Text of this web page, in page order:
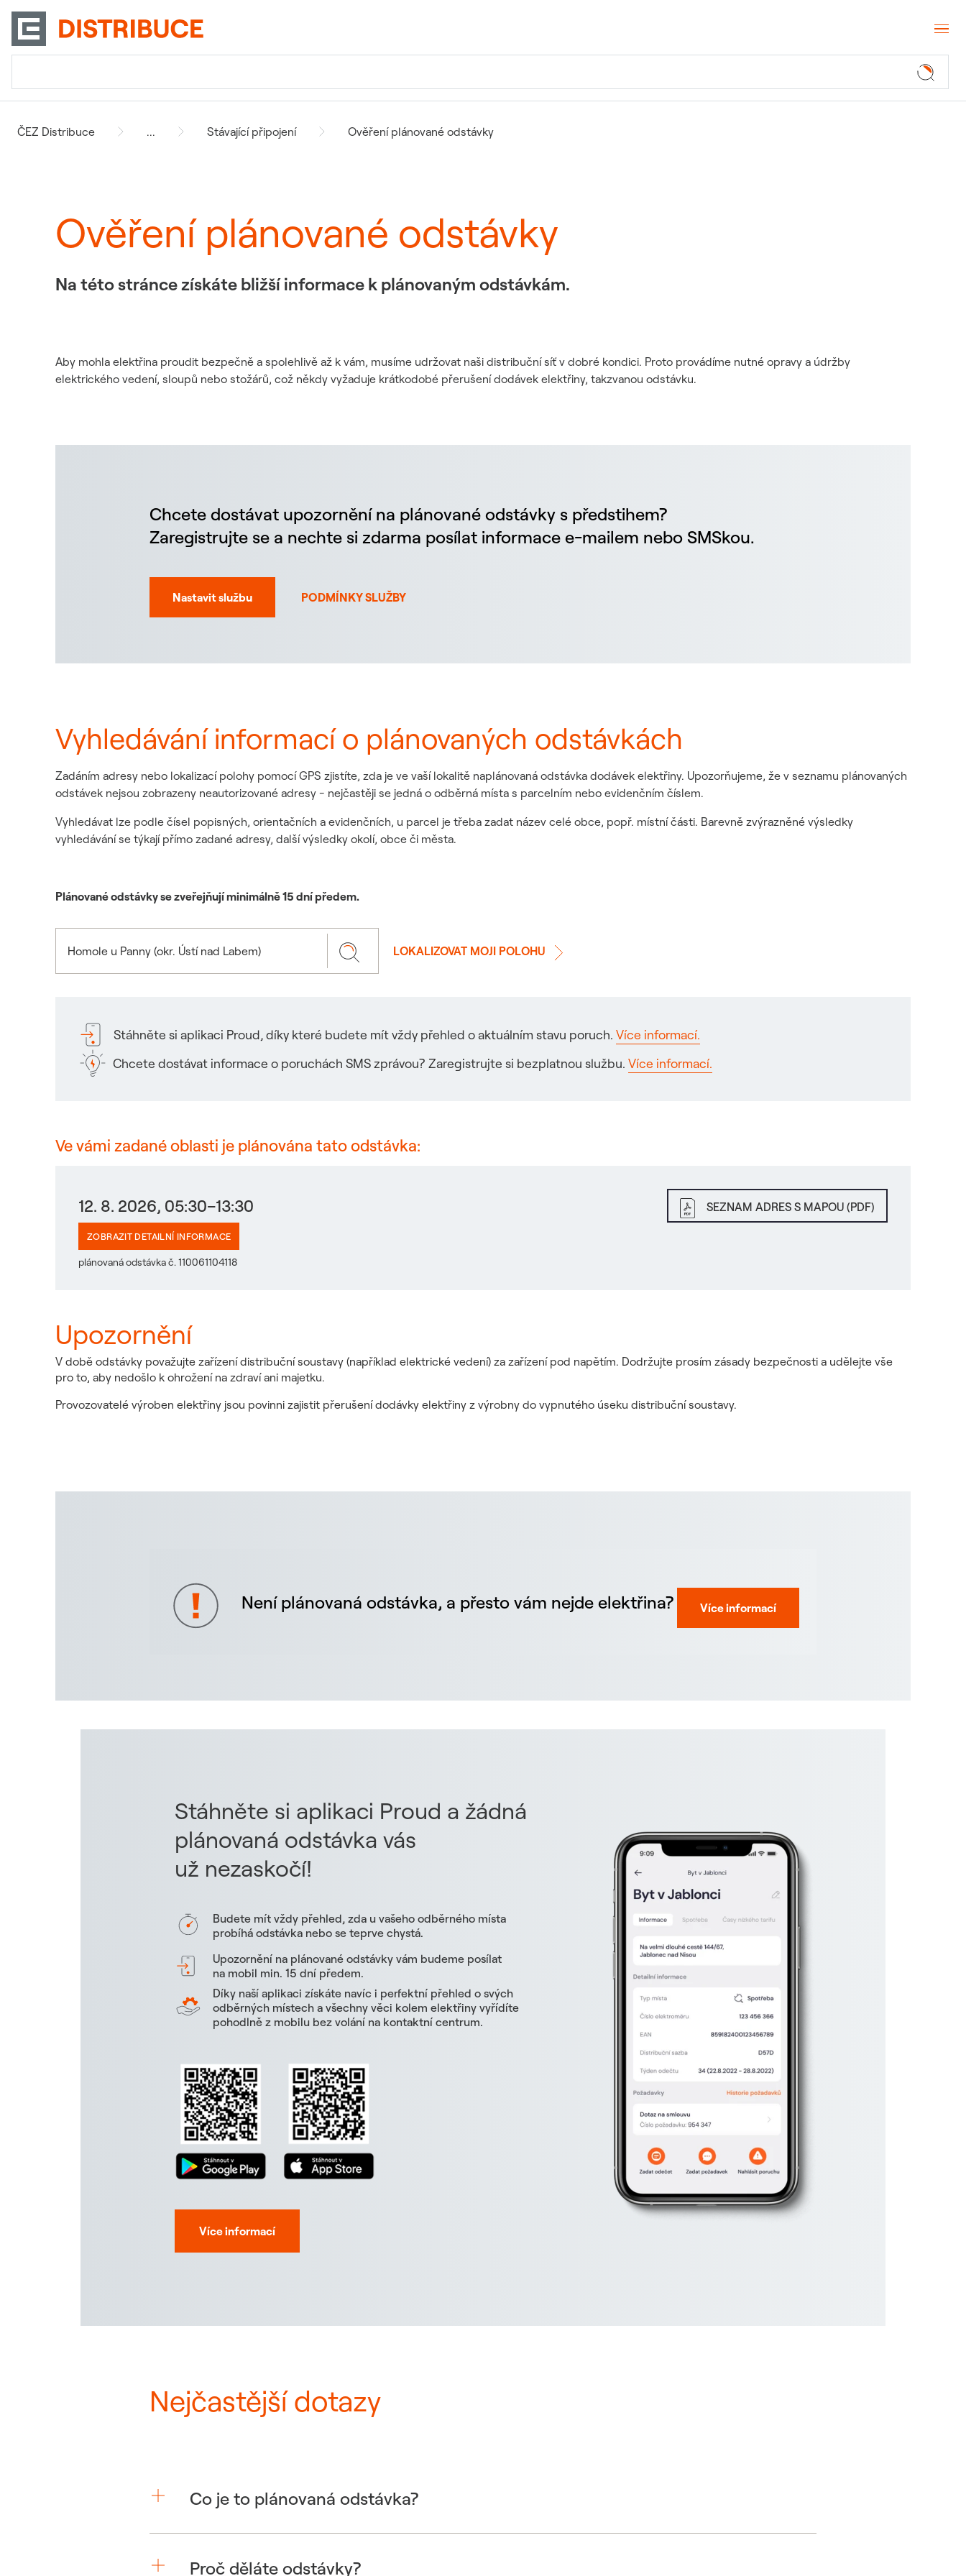
ČEZ Distribuce ... Stávající připojení Ověření plánované odstávky
Ověření plánované odstávky
Na této stránce získáte bližší informace k plánovaným odstávkám.
Aby mohla elektřina proudit bezpečně a spolehlivě až k vám, musíme udržovat naši distribuční síť v dobré kondici. Proto provádíme nutné opravy a údržby
elektrického vedení, sloupů nebo stožárů, což někdy vyžaduje krátkodobé přerušení dodávek elektřiny, takzvanou odstávku.
Chcete dostávat upozornění na plánované odstávky s předstihem?
Zaregistrujte se a nechte si zdarma posílat informace e-mailem nebo SMSkou.
Nastavit službu PODMÍNKY SLUŽBY
Vyhledávání informací o plánovaných odstávkách
Zadáním adresy nebo lokalizací polohy pomocí GPS zjistíte, zda je ve vaší lokalitě naplánovaná odstávka dodávek elektřiny. Upozorňujeme, že v seznamu plánovaných
odstávek nejsou zobrazeny neautorizované adresy - nejčastěji se jedná o odběrná místa s parcelním nebo evidenčním číslem.
Vyhledávat lze podle čísel popisných, orientačních a evidenčních, u parcel je třeba zadat název celé obce, popř. místní části. Barevně zvýrazněné výsledky
vyhledávání se týkají přímo zadané adresy, další výsledky okolí, obce či města.
Plánované odstávky se zveřejňují minimálně 15 dní předem.
LOKALIZOVAT MOJI POLOHU
Stáhněte si aplikaci Proud, díky které budete mít vždy přehled o aktuálním stavu poruch. Více informací.
Chcete dostávat informace o poruchách SMS zprávou? Zaregistrujte si bezplatnou službu. Více informací.
Ve vámi zadané oblasti je plánována tato odstávka:
12. 8. 2026, 05:30–13:30 SEZNAM ADRES S MAPOU (PDF)
ZOBRAZIT DETAILNÍ INFORMACE
plánovaná odstávka č. 110061104118
Upozornění
V době odstávky považujte zařízení distribuční soustavy (například elektrické vedení) za zařízení pod napětím. Dodržujte prosím zásady bezpečnosti a udělejte vše
pro to, aby nedošlo k ohrožení na zdraví ani majetku.
Provozovatelé výroben elektřiny jsou povinni zajistit přerušení dodávky elektřiny z výrobny do vypnutého úseku distribuční soustavy.
Není plánovaná odstávka, a přesto vám nejde elektřina? Více informací
Stáhněte si aplikaci Proud a žádná
plánovaná odstávka vás
už nezaskočí!
Budete mít vždy přehled, zda u vašeho odběrného místa
probíhá odstávka nebo se teprve chystá.
Upozornění na plánované odstávky vám budeme posílat
na mobil min. 15 dní předem.
Díky naší aplikaci získáte navíc i perfektní přehled o svých
odběrných místech a všechny věci kolem elektřiny vyřídíte
pohodlně z mobilu bez volání na kontaktní centrum.
Více informací
Nejčastější dotazy
Co je to plánovaná odstávka?
Proč děláte odstávky?